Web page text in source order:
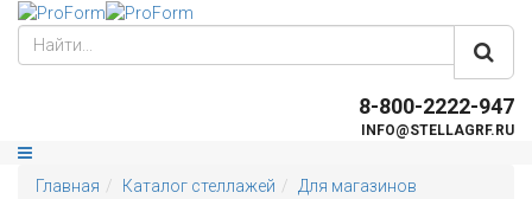
8-800-2222-947
INFO@STELLAGRF.RU
Главная Каталог стеллажей
Для магазинов